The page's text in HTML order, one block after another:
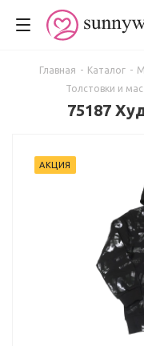
Главная - Каталог -
Толстовки и
75187
АКЦИЯ